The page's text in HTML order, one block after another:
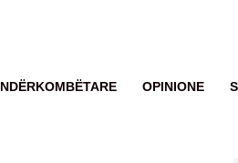
NDËRKOMBËTARE OPINIONE